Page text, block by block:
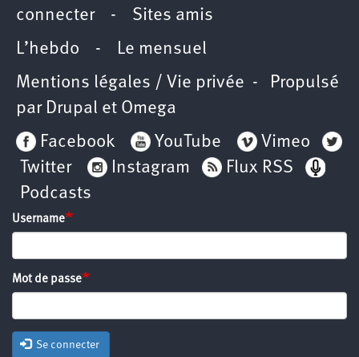
connecter- Sites amis
L’hebdo - Le mensuel
Mentions légales / Vie privée - Propulsé
par Drupal et Omega
Facebook
YouTube
Vimeo
Twitter
Instagram
Flux RSS
Podcasts
Username
Mot de passe
Se connecter